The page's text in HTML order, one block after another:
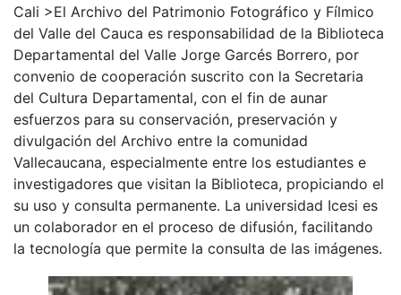
Cali >El Archivo del Patrimonio Fotográfico y Fílmico
del Valle del Cauca es responsabilidad de la Biblioteca
Departamental del Valle Jorge Garcés Borrero, por
convenio de cooperación suscrito con la Secretaria
del Cultura Departamental, con el fin de aunar
esfuerzos para su conservación, preservación y
divulgación del Archivo entre la comunidad
Vallecaucana, especialmente entre los estudiantes e
investigadores que visitan la Biblioteca, propiciando el
su uso y consulta permanente. La universidad Icesi es
un colaborador en el proceso de difusión, facilitando
la tecnología que permite la consulta de las imágenes.